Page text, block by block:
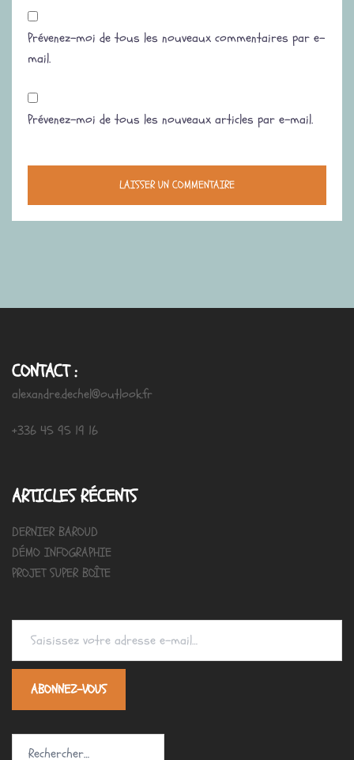
Prévenez-moi de tous les nouveaux commentaires par e-
mail.
Prévenez-moi de tous les nouveaux articles par e-mail.
CONTACT :
alexandre.dechel@outlook.fr
+336 45 95 19 16
ARTICLES RÉCENTS
DERNIER BAROUD
DÉMO INFOGRAPHIE
PROJET SUPER BOÎTE
Saisissez votre adresse e-mail…
ABONNEZ-VOUS
Rechercher :